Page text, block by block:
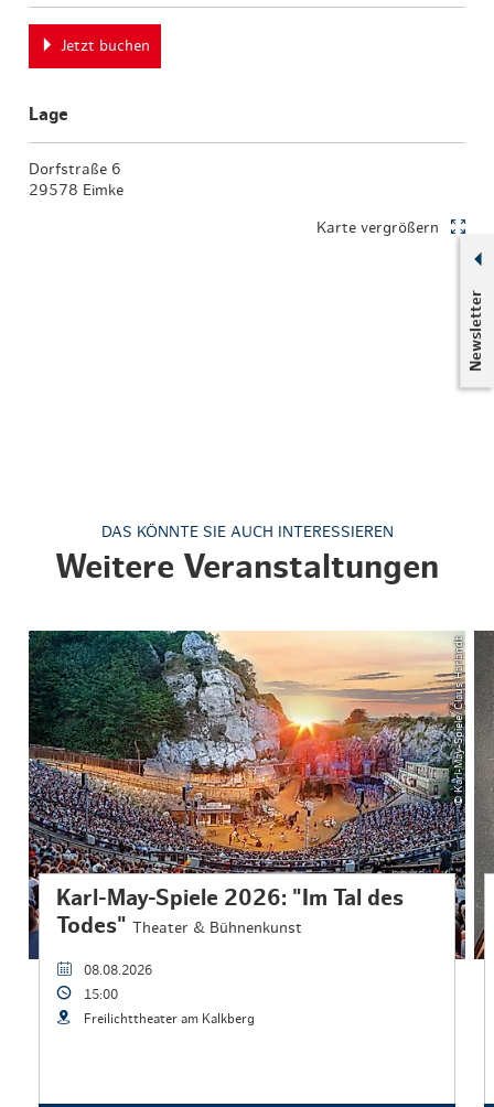
Newsletter
Jetzt buchen
Lage
Dorfstraße 6
29578 Eimke
Karte vergrößern
DAS KÖNNTE SIE AUCH INTERESSIEREN
Weitere Veranstaltungen
© Karl-May-Spiele/Claus Harlandt
Karl-May-Spiele 2026: "Im Tal des
Todes"Theater & Bühnenkunst
08.08.2026
15:00
Freilichttheater am Kalkberg